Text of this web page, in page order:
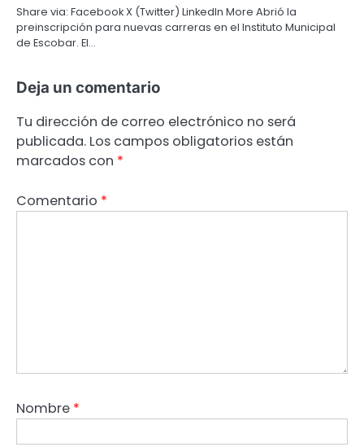
Share via: Facebook X (Twitter) LinkedIn More Abrió la
preinscripción para nuevas carreras en el Instituto Municipal
de Escobar. El…
Deja un comentario
Tu dirección de correo electrónico no será
publicada. Los campos obligatorios están
marcados con *
Comentario *
Nombre *